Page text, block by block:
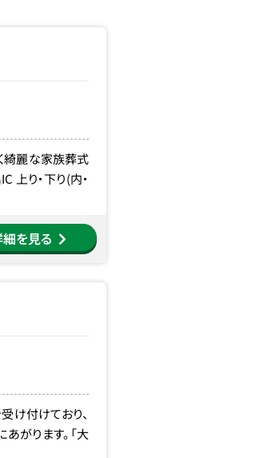
綺麗な家族葬式
上り・下り(内・
を見る
け付けており、
がります。「大